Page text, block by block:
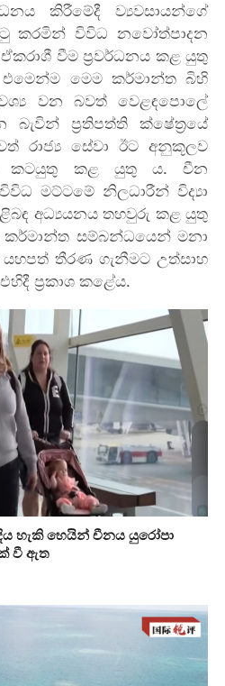
කිරීමේදී ව්‍යවසායන්ගේ
කරමින් විවිධ නවෝත්පාදන
වීම ප්‍රවර්ධනය කළ යුතු
එමෙන්ම මෙම කර්මාන්ත බිහි
වන බවත් වෙළඳපොලේ
ප්‍රතිපත්ති ක්ෂේත්‍රයේ
රාජ්‍ය සේවා ඊට අනුකූලව
කටයුතු කළ යුතු ය. චීන
මට්ටමේ නිලධාරීන් විද්‍යා
අධ්‍යයනය තහවුරු කළ යුතු
කර්මාන්ත සම්බන්ධයෙන් මනා
තීරණ ගැනීමට උත්සාහ
ප්‍රකාශ කළේය.
හැකි හෙයින් චීනය යුරෝපා
වී ඇත